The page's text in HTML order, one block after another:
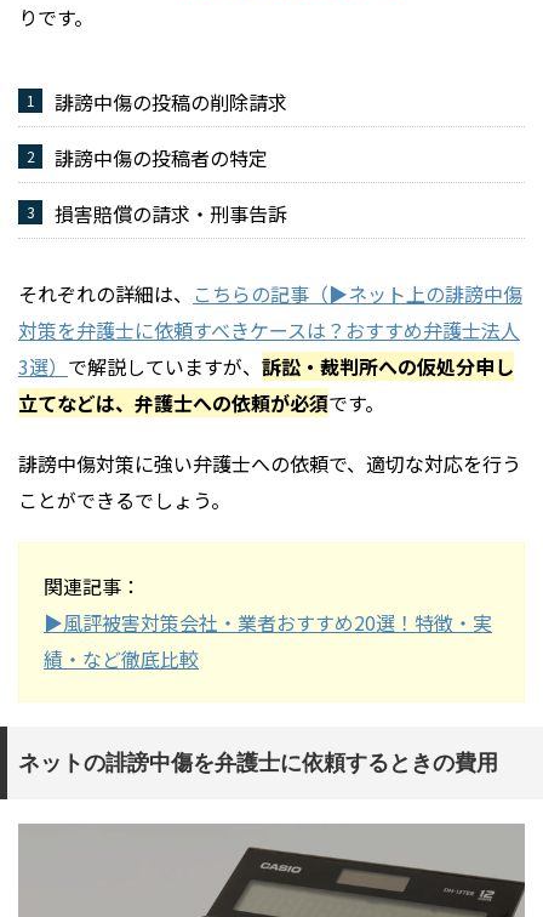
りです。
誹謗中傷の投稿の削除請求
誹謗中傷の投稿者の特定
損害賠償の請求・刑事告訴
それぞれの詳細は、 こちらの記事（▶︎ネット上の誹謗中傷
対策を弁護士に依頼すべきケースは？おすすめ弁護士法人
3選） で解説していますが、 訴訟・裁判所への仮処分申し
立てなどは、弁護士への依頼が必須です。
誹謗中傷対策に強い弁護士への依頼で、適切な対応を行う
ことができるでしょう。
関連記事：
▶︎風評被害対策会社・業者おすすめ20選！特徴・実
績・など徹底比較
ネットの誹謗中傷を弁護士に依頼するときの費用